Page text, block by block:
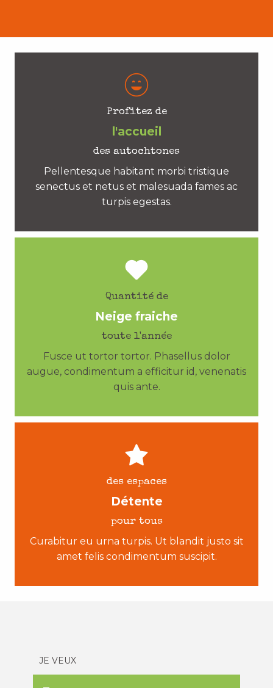
Profitez de
l'accueil
des autochtones
Pellentesque habitant morbi tristique
senectus et netus et malesuada fames ac
turpis egestas.
Quantité de
Neige fraiche
toute l'année
Fusce ut tortor tortor. Phasellus dolor
augue, condimentum a efficitur id, venenatis
quis ante.
des espaces
Détente
pour tous
Curabitur eu urna turpis. Ut blandit justo sit
amet felis condimentum suscipit.
JE VEUX